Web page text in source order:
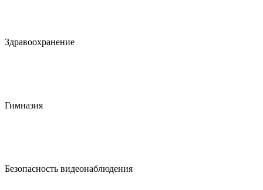
Здравоохранение
Гимназия
Безопасность видеонаблюдения